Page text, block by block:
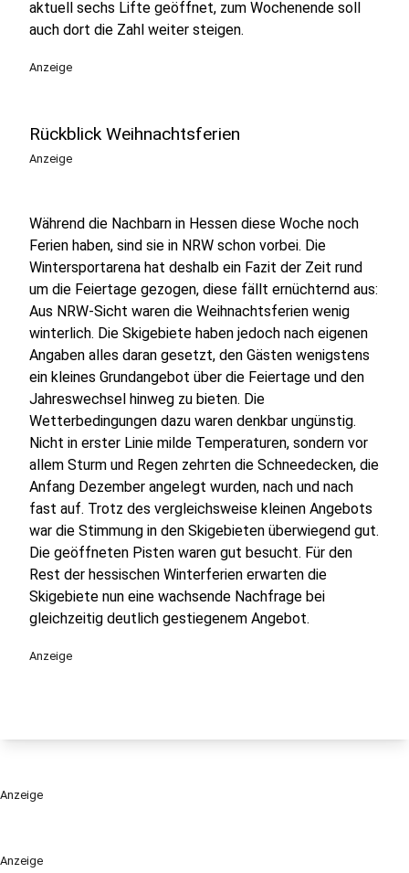
Anzeige
aktuell sechs Lifte geöffnet, zum Wochenende soll
auch dort die Zahl weiter steigen.
Anzeige
Rückblick Weihnachtsferien
Anzeige
Während die Nachbarn in Hessen diese Woche noch
Ferien haben, sind sie in NRW schon vorbei. Die
Wintersportarena hat deshalb ein Fazit der Zeit rund
um die Feiertage gezogen, diese fällt ernüchternd aus:
Aus NRW-Sicht waren die Weihnachtsferien wenig
winterlich. Die Skigebiete haben jedoch nach eigenen
Angaben alles daran gesetzt, den Gästen wenigstens
ein kleines Grundangebot über die Feiertage und den
Jahreswechsel hinweg zu bieten. Die
Wetterbedingungen dazu waren denkbar ungünstig.
Nicht in erster Linie milde Temperaturen, sondern vor
allem Sturm und Regen zehrten die Schneedecken, die
Anfang Dezember angelegt wurden, nach und nach
fast auf. Trotz des vergleichsweise kleinen Angebots
war die Stimmung in den Skigebieten überwiegend gut.
Die geöffneten Pisten waren gut besucht. Für den
Rest der hessischen Winterferien erwarten die
Skigebiete nun eine wachsende Nachfrage bei
gleichzeitig deutlich gestiegenem Angebot.
Anzeige
Anzeige